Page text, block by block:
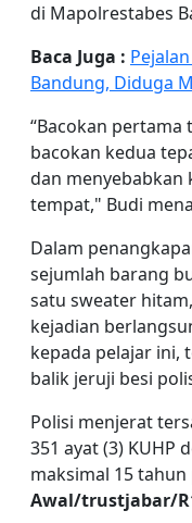
di Mapolrestabes
Baca Juga :
Bandung, Diduga
“Bacokan pertama
bacokan kedua
dan menyebabkan
tempat," Budi
Dalam
sejumlah barang
satu sweater
kejadian
kepada pelajar ini,
balik jeruji besi
Polisi menjerat
351 ayat (3) KUHP
maksimal 15 tahun
Awal/trustjabar/